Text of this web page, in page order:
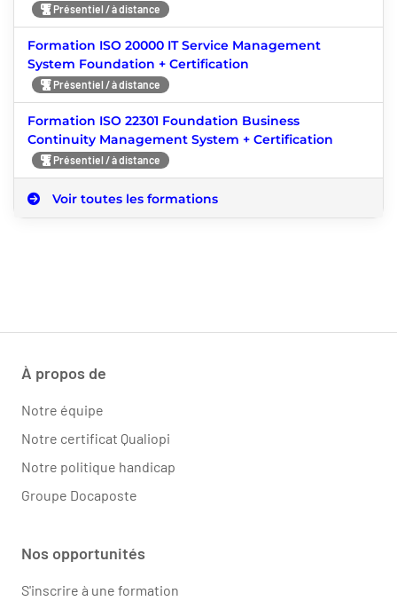
Présentiel / à distance
Formation ISO 20000 IT Service Management
System Foundation + Certification
Présentiel / à distance
Formation ISO 22301 Foundation Business
Continuity Management System + Certification
Présentiel / à distance
Voir toutes les formations
À propos de
Notre équipe
Notre certificat Qualiopi
Notre politique handicap
Groupe Docaposte
Nos opportunités
S'inscrire à une formation